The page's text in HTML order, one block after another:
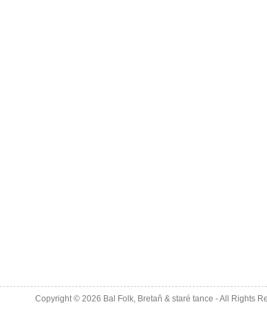
Copyright © 2026 Bal Folk, Bretaň & staré tance - All Rights